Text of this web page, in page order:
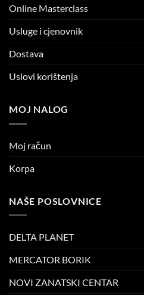
Online Masterclass
Usluge i cjenovnik
Dostava
Uslovi korištenja
MOJ NALOG
Moj račun
Korpa
NAŠE POSLOVNICE
DELTA PLANET
MERCATOR BORIK
NOVI ZANATSKI CENTAR